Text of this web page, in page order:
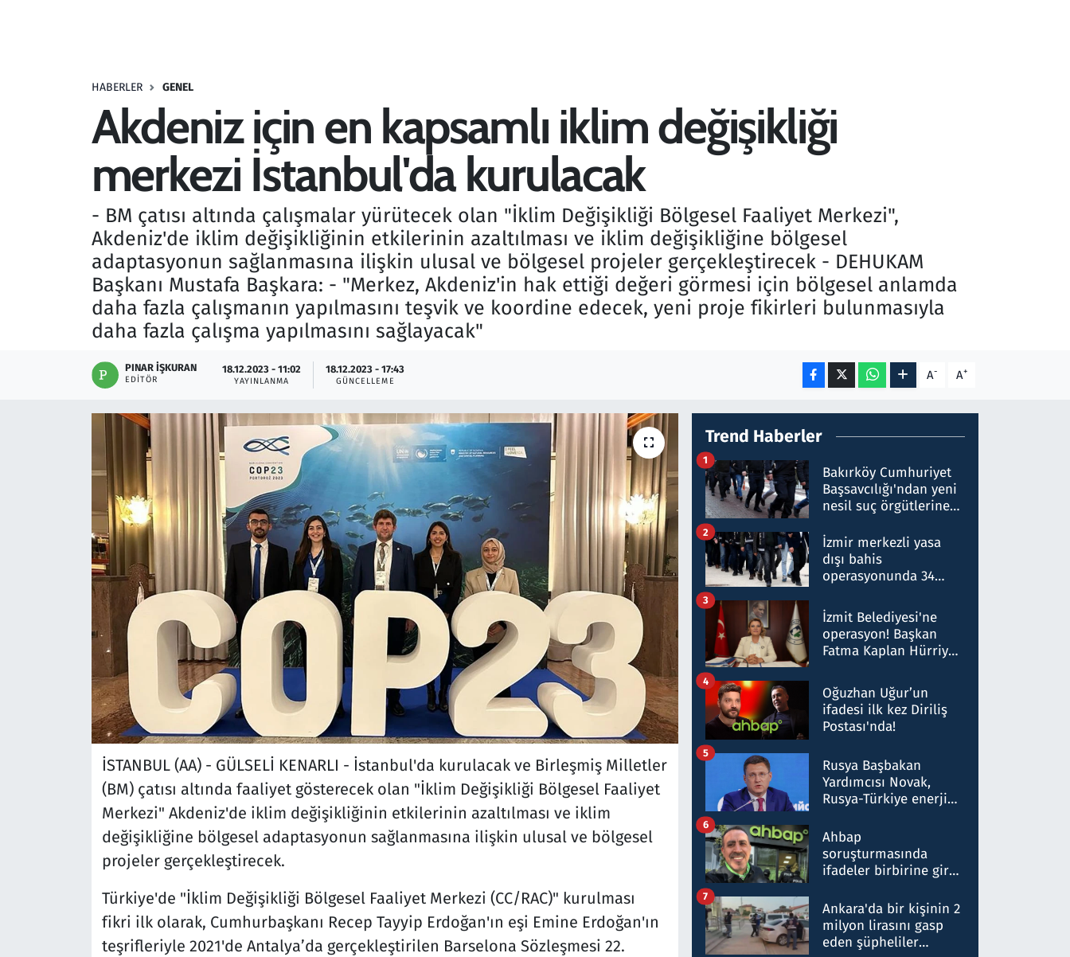
HABERLER GENEL
Akdeniz için en kapsamlı iklim değişikliği
merkezi İstanbul'da kurulacak
- BM çatısı altında çalışmalar yürütecek olan "İklim Değişikliği Bölgesel Faaliyet Merkezi",
Akdeniz'de iklim değişikliğinin etkilerinin azaltılması ve iklim değişikliğine bölgesel
adaptasyonun sağlanmasına ilişkin ulusal ve bölgesel projeler gerçekleştirecek - DEHUKAM
Başkanı Mustafa Başkara: - "Merkez, Akdeniz'in hak ettiği değeri görmesi için bölgesel anlamda
daha fazla çalışmanın yapılmasını teşvik ve koordine edecek, yeni proje fikirleri bulunmasıyla
daha fazla çalışma yapılmasını sağlayacak"
PINAR İŞKURAN
EDITÖR
18.12.2023 - 11:02
YAYINLANMA
18.12.2023 - 17:43
GÜNCELLEME A- A+
İSTANBUL (AA) - GÜLSELİ KENARLI - İstanbul'da kurulacak ve Birleşmiş Milletler
(BM) çatısı altında faaliyet gösterecek olan "İklim Değişikliği Bölgesel Faaliyet
Merkezi" Akdeniz'de iklim değişikliğinin etkilerinin azaltılması ve iklim
değişikliğine bölgesel adaptasyonun sağlanmasına ilişkin ulusal ve bölgesel
projeler gerçekleştirecek.
Türkiye'de "İklim Değişikliği Bölgesel Faaliyet Merkezi (CC/RAC)" kurulması
fikri ilk olarak, Cumhurbaşkanı Recep Tayyip Erdoğan'ın eşi Emine Erdoğan'ın
teşrifleriyle 2021'de Antalya’da gerçekleştirilen Barselona Sözleşmesi 22.
Trend Haberler
Bakırköy Cumhuriyet
Başsavcılığı'ndan yeni
nesil suç örgütlerine
hakkında gözaltı kararı
1
İzmir merkezli yasa
dışı bahis
operasyonunda 34
Milyar liralık para
trafiği tespit edildi
2
İzmit Belediyesi'ne
operasyon! Başkan
Fatma Kaplan Hürriyet
3
Oğuzhan Uğur’un
ifadesi ilk kez Diriliş
Postası'nda!
4
Rusya Başbakan
Yardımcısı Novak,
Rusya-Türkiye enerji
nitelikte olduğunu
belirtti
5
Ahbap
soruşturmasında
ifadeler birbirine girdi:
ifadelerinden ortaya
çıkan tablo şok etti
6
Ankara'da bir kişinin 2
milyon lirasını gasp
eden şüpheliler
7
Teknoloji ve Bilim
Televizyon